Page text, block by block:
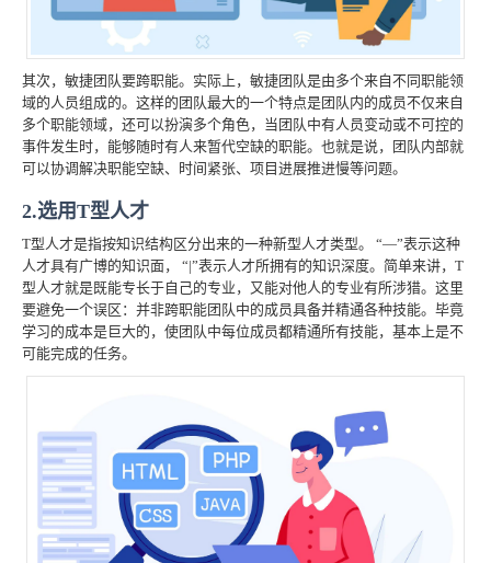
其次，敏捷团队要跨职能。实际上，敏捷团队是由多个来自不同职能领
域的人员组成的。这样的团队最大的一个特点是团队内的成员不仅来自
多个职能领域，还可以扮演多个角色，当团队中有人员变动或不可控的
事件发生时，能够随时有人来暂代空缺的职能。也就是说，团队内部就
可以协调解决职能空缺、时间紧张、项目进展推进慢等问题。
2.选用T型人才
T型人才是指按知识结构区分出来的一种新型人才类型。 “—”表示这种
人才具有广博的知识面， “|”表示人才所拥有的知识深度。简单来讲，T
型人才就是既能专长于自己的专业，又能对他人的专业有所涉猎。这里
要避免一个误区：并非跨职能团队中的成员具备并精通各种技能。毕竟
学习的成本是巨大的，使团队中每位成员都精通所有技能，基本上是不
可能完成的任务。